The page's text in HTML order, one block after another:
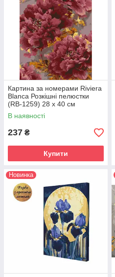
Картина за номерами Riviera
Blanca Розкішні пелюстки
(RB-1259) 28 х 40 см
В наявності
237 ₴
Купити
Новинка